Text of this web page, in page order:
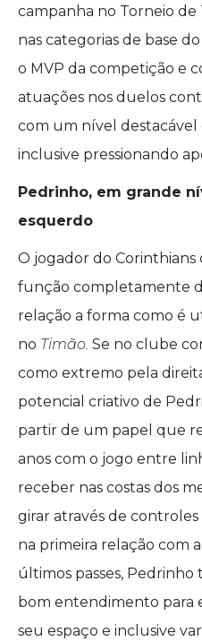
campanha no Torneio
nas categorias de base
o MVP da competição e
atuações nos duelos
com um nível destacável
inclusive pressionando
Pedrinho, em grande
esquerdo
O jogador do
função completamente
relação a forma como é
no Timão. Se no clube
como extremo pela
potencial criativo de
partir de um papel que
anos com o jogo entre
receber nas costas dos
girar através de
na primeira relação com
últimos passes,
bom entendimento para
seu espaço e inclusive